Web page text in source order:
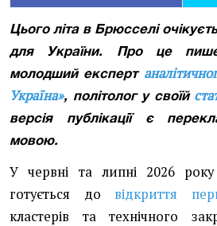
Цього літа в Брюсселі
для України. Про це
молодший експерт
Україна», політолог у своїй
версія публікації є
мовою.
У червні та липні 2026
готується до відкриття
кластерів та технічного